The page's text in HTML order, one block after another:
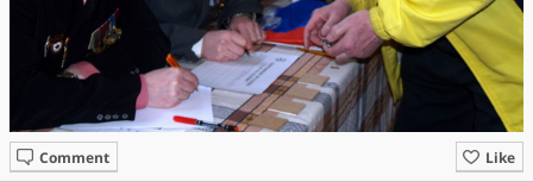
Like
Comment